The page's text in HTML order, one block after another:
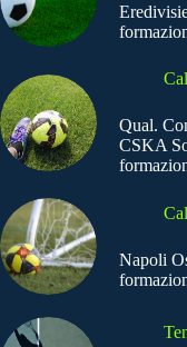
Qual.
CSKA
Napoli